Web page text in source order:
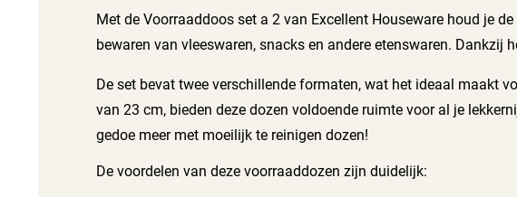
Met de Voorraaddoos set a 2 van Excellent Houseware houd je
bewaren van vleeswaren, snacks en andere etenswaren.
De set bevat twee verschillende formaten, wat het ideaal maakt
van 23 cm, bieden deze dozen voldoende ruimte voor al je
gedoe meer met moeilijk te reinigen dozen!
De voordelen van deze voorraaddozen zijn duidelijk: